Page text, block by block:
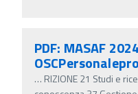
PDF: MASAF
… RIZIONE 21 Studi e